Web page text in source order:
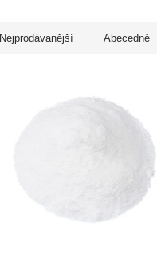
Nejprodávanější Abecedně